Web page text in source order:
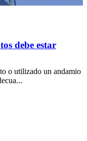
debe estar
o utilizado un andamio